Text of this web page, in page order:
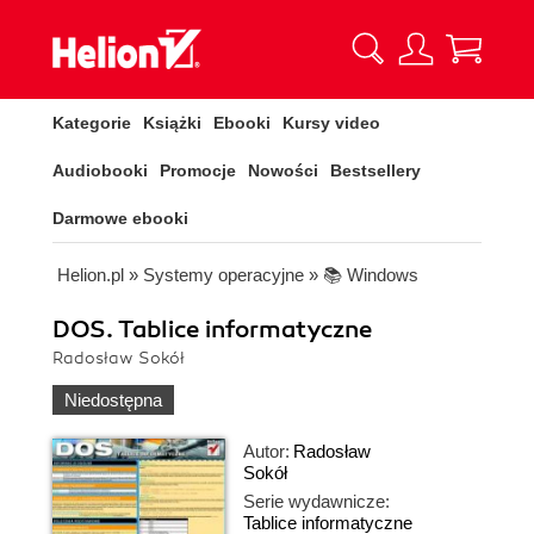
Kategorie Książki Ebooki Kursy video
Audiobooki Promocje Nowości Bestsellery
Darmowe ebooki
Helion.pl » Systemy operacyjne » 📚 Windows
DOS. Tablice informatyczne
Radosław Sokół
Niedostępna
Autor: Radosław
Sokół
Serie wydawnicze:
Tablice informatyczne